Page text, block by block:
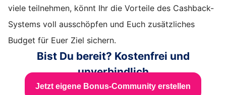
viele teilnehmen, könnt Ihr die Vorteile des Cashback-
Systems voll ausschöpfen und Euch zusätzliches
Budget für Euer Ziel sichern.
Bist Du bereit? Kostenfrei und
unverbindlich
Jetzt eigene Bonus-Community erstellen